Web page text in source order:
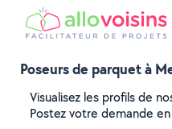
Poseurs de parquet à
Visualisez les profils de
Postez votre demande